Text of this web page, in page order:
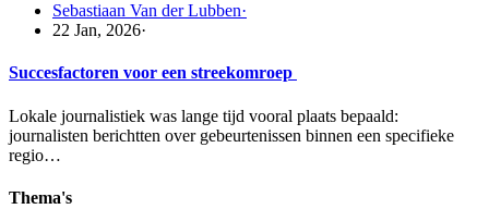
Sebastiaan Van der Lubben·
22 Jan, 2026·
Succesfactoren voor een streekomroep
Lokale journalistiek was lange tijd vooral plaats bepaald:
journalisten berichtten over gebeurtenissen binnen een specifieke
regio…
Thema's